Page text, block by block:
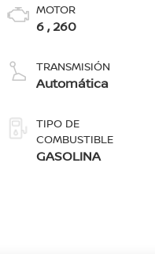
MOTOR
6 , 260
TRANSMISIÓN
Automática
TIPO DE
COMBUSTIBLE
GASOLINA